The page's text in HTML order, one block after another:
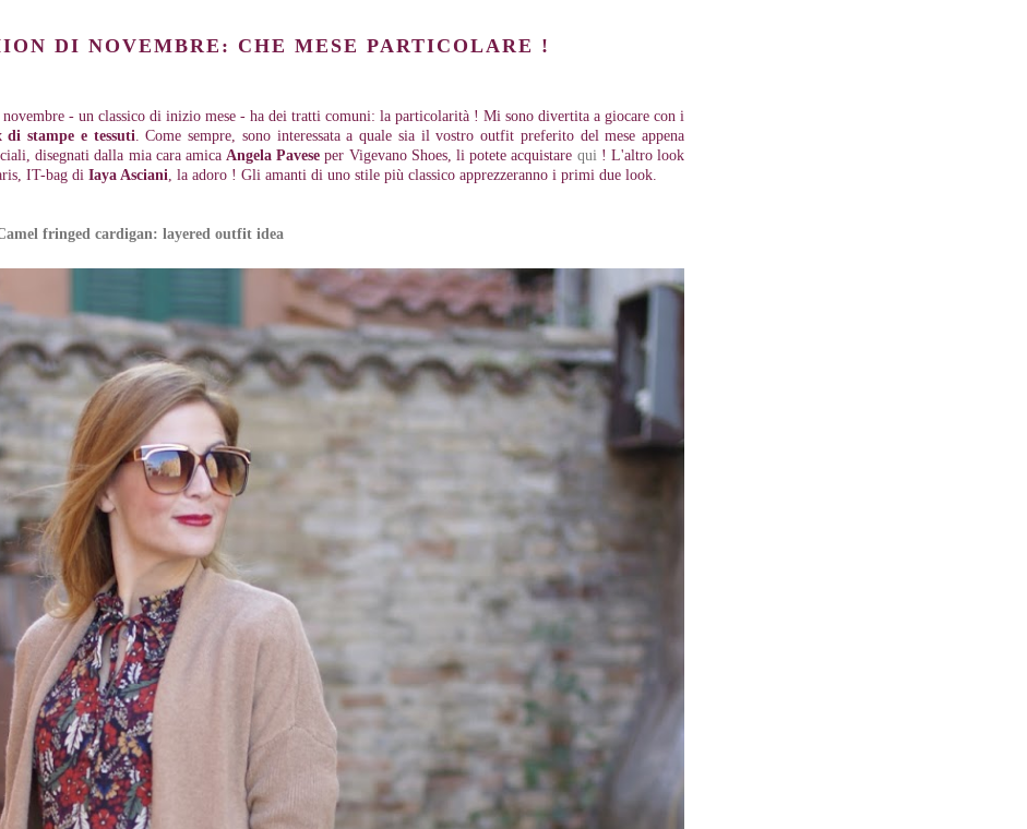
DI NOVEMBRE: CHE MESE PARTICOLARE !
novembre - un classico di inizio mese - ha dei tratti comuni: la particolarità ! Mi sono divertita a giocare con i
di stampe e tessuti . Come sempre, sono interessata a quale sia il vostro outfit preferito del mese appena
disegnati dalla mia cara amica Angela Pavese per Vigevano Shoes, li potete acquistare qui ! L'altro look
IT-bag di Iaya Asciani , la adoro ! Gli amanti di uno stile più classico apprezzeranno i primi due look.
fringed cardigan: layered outfit idea